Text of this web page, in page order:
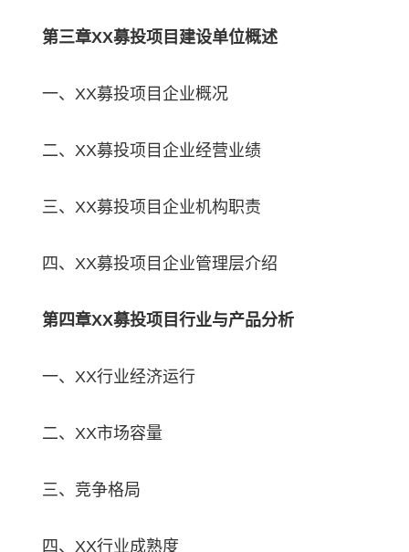
第三章XX募投项目建设单位概述
一、XX募投项目企业概况
二、XX募投项目企业经营业绩
三、XX募投项目企业机构职责
四、XX募投项目企业管理层介绍
第四章XX募投项目行业与产品分析
一、XX行业经济运行
二、XX市场容量
三、竞争格局
四、XX行业成熟度